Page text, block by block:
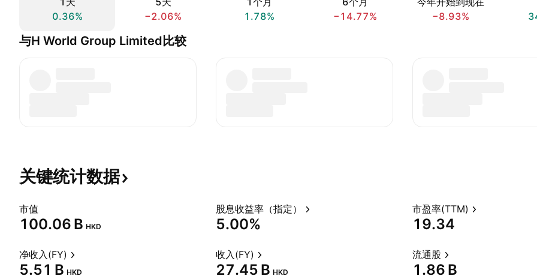
0.36%
−2.06%
1.78%
−14.77%
−8.93%
与H World Group Limited比较
关键统计数据
市值
‪100.06 B‬ HKD
股息收益率（指定）
5.00%
市盈率(TTM)
19.34
净收入(FY)
‪5.51 B‬ HKD
收入(FY)
‪27.45 B‬ HKD
流通股
‪1.86 B‬